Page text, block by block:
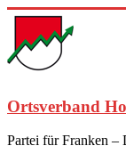
Zum
springen
Ortsverband
Partei für Franken